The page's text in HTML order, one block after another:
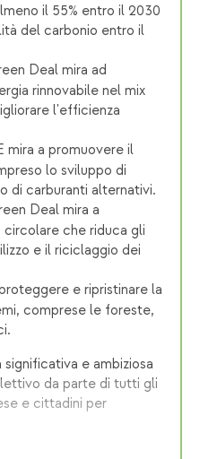
il 55% entro il 2030
del carbonio entro il
Deal mira ad
rinnovabile nel mix
l'efficienza
mira a promuovere il
lo sviluppo di
di carburanti alternativi.
Deal mira a
che riduca gli
e il riciclaggio dei
e ripristinare la
comprese le foreste,
e ambiziosa
da parte di tutti gli
e cittadini per